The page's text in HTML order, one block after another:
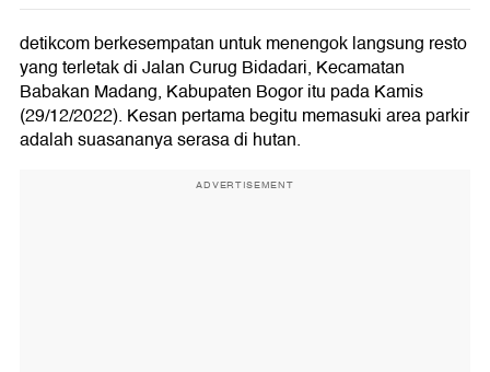
detikcom berkesempatan untuk menengok langsung resto
yang terletak di Jalan Curug Bidadari, Kecamatan
Babakan Madang, Kabupaten Bogor itu pada Kamis
(29/12/2022). Kesan pertama begitu memasuki area parkir
adalah suasananya serasa di hutan.
ADVERTISEMENT